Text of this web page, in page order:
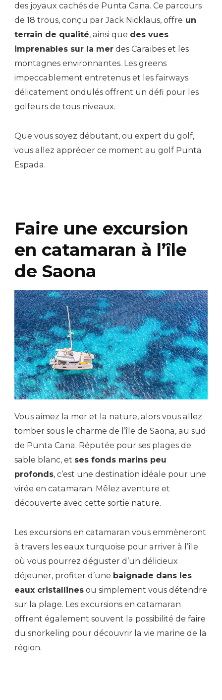
des joyaux cachés de Punta Cana. Ce parcours
de 18 trous, conçu par Jack Nicklaus, offre un
terrain de qualité, ainsi que des vues
imprenables sur la mer des Caraïbes et les
montagnes environnantes. Les greens
impeccablement entretenus et les fairways
délicatement ondulés offrent un défi pour les
golfeurs de tous niveaux.
Que vous soyez débutant, ou expert du golf,
vous allez apprécier ce moment au golf Punta
Espada.
Faire une excursion
en catamaran à l’île
de Saona
Vous aimez la mer et la nature, alors vous allez
tomber sous le charme de l’île de Saona, au sud
de Punta Cana. Réputée pour ses plages de
sable blanc, et ses fonds marins peu
profonds, c’est une destination idéale pour une
virée en catamaran. Mêlez aventure et
découverte avec cette sortie nature.
Les excursions en catamaran vous emmèneront
à travers les eaux turquoise pour arriver à l’île
où vous pourrez déguster d’un délicieux
déjeuner, profiter d’une baignade dans les
eaux cristallines ou simplement vous détendre
sur la plage. Les excursions en catamaran
offrent également souvent la possibilité de faire
du snorkeling pour découvrir la vie marine de la
région.